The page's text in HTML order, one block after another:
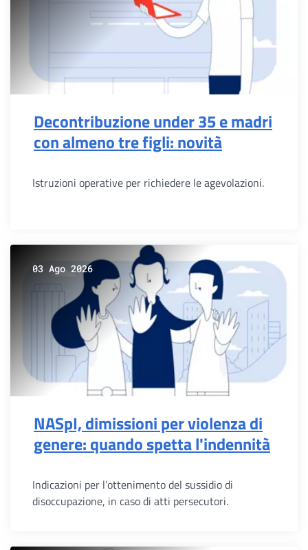
Decontribuzione under 35 e madri
con almeno tre figli: novità
Istruzioni operative per richiedere le agevolazioni.
03 Ago 2026
NASpI, dimissioni per violenza di
genere: quando spetta l'indennità
Indicazioni per l’ottenimento del sussidio di
disoccupazione, in caso di atti persecutori.